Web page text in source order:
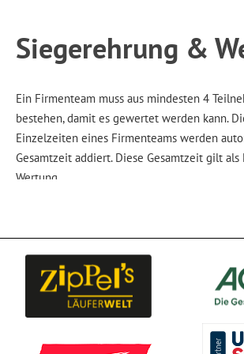
Siegerehrung &
Ein Firmenteam muss aus mindesten 4
bestehen, damit es gewertet werden kann.
Einzelzeiten eines Firmenteams werden
Gesamtzeit addiert. Diese Gesamtzeit gilt
Wertung.
ZWEI KATEGORIEN:
Gesamtwertung
Frauenteams
DIE SONDERWERTUNG